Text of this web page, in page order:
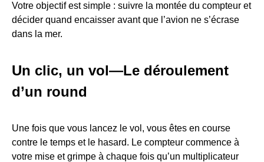
Votre objectif est simple : suivre la montée du compteur et
décider quand encaisser avant que l’avion ne s’écrase
dans la mer.
Un clic, un vol—Le déroulement
d’un round
Une fois que vous lancez le vol, vous êtes en course
contre le temps et le hasard. Le compteur commence à
votre mise et grimpe à chaque fois qu’un multiplicateur